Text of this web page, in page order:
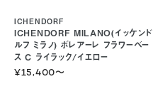
ICHENDORF MILANO(イッケンド
ルフ ミラノ) ボレアーレ フラワーベー
ス C ライラック/イエロー
ICHENDORF
〜
¥15,400